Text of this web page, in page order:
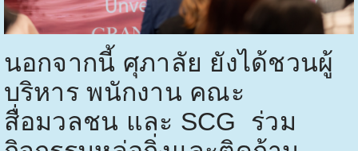
นอกจากนี้ ศุภาลัย ยังได้ชวนผู้
บริหาร พนักงาน คณะ
สื่อมวลชน และ SCG ร่วม